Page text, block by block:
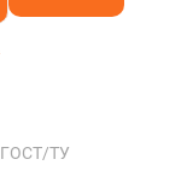
ГОСТ/ТУ